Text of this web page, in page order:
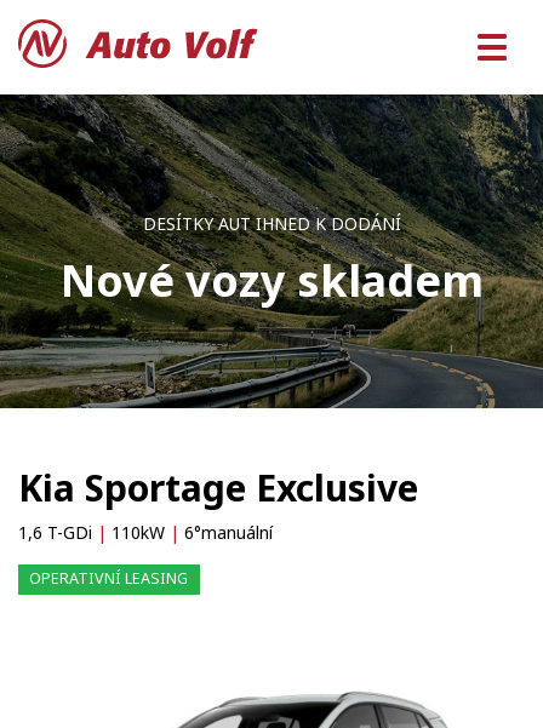
DESÍTKY AUT IHNED K DODÁNÍ
Nové vozy skladem
Kia Sportage Exclusive
1,6 T-GDi | 110kW | 6°manuální
OPERATIVNÍ LEASING